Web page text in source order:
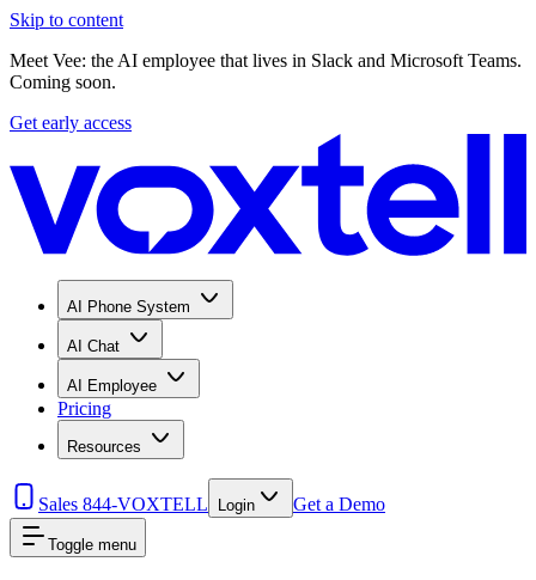
Skip to content
Meet Vee: the AI employee that lives in Slack and Microsoft Teams.
Coming soon.
Get early access
AI Phone System
AI Chat
AI Employee
Pricing
Resources
Sales 844-VOXTELL Login Get a Demo
Toggle menu